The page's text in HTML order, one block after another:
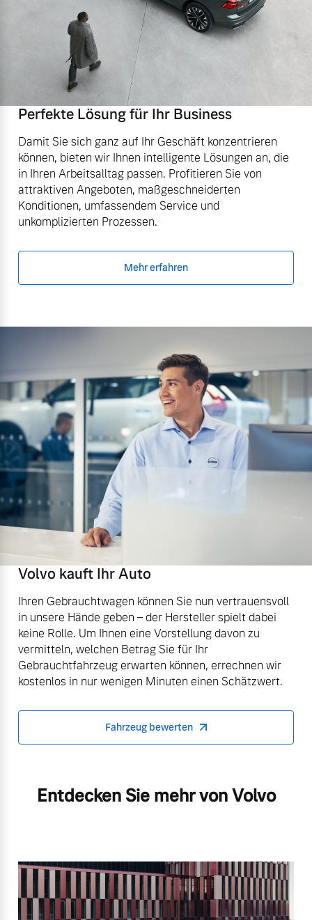
Perfekte Lösung für Ihr Business
Damit Sie sich ganz auf Ihr Geschäft konzentrieren
können, bieten wir Ihnen intelligente Lösungen an, die
in Ihren Arbeitsalltag passen. Profitieren Sie von
attraktiven Angeboten, maßgeschneiderten
Konditionen, umfassendem Service und
unkomplizierten Prozessen.
Mehr erfahren
Volvo kauft Ihr Auto
Ihren Gebrauchtwagen können Sie nun vertrauensvoll
in unsere Hände geben – der Hersteller spielt dabei
keine Rolle. Um Ihnen eine Vorstellung davon zu
vermitteln, welchen Betrag Sie für Ihr
Gebrauchtfahrzeug erwarten können, errechnen wir
kostenlos in nur wenigen Minuten einen Schätzwert.
Fahrzeug bewerten
Entdecken Sie mehr von Volvo